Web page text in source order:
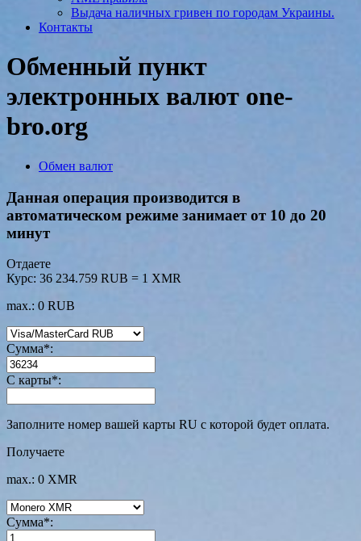
Выдача наличных гривен по городам Украины.
Контакты
Обменный пункт
электронных валют one-
bro.org
Обмен валют
Данная операция производится в
автоматическом режиме занимает от 10 до 20
минут
Отдаете
Курс: 36 234.759 RUB = 1 XMR
max.: 0 RUB
Сумма*:
С карты*:
Заполните номер вашей карты RU с которой будет оплата.
Получаете
max.: 0 XMR
Сумма*: